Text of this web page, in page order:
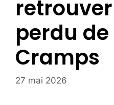
perdu de
Cramps
27 mai 2026